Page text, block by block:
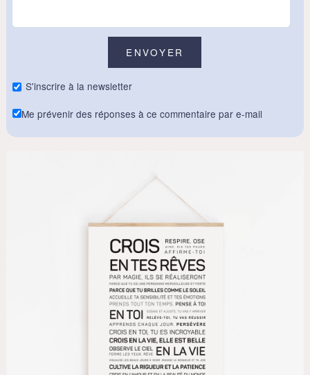
S'inscrire à la newsletter
Me prévenir des réponses à ce commentaire par e-mail